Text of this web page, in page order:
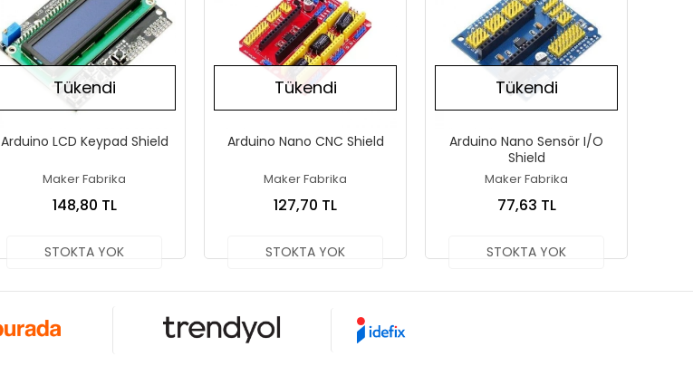
Tükendi
Arduino LCD Keypad Shield
Maker Fabrika
148,80 TL
STOKTA YOK
Tükendi
Arduino Nano CNC Shield
Maker Fabrika
127,70 TL
STOKTA YOK
Tükendi
Arduino Nano Sensör I/O
Shield
Maker Fabrika
77,63 TL
STOKTA YOK